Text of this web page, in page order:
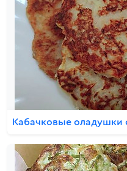
Кабачковые оладушки